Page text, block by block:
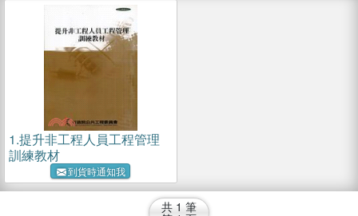
1.提升非工程人員工程管理
訓練教材
到貨時通知我
共 1 筆